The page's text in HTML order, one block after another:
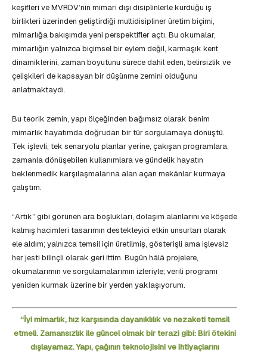
keşifleri ve MVRDV’nin mimari dışı disiplinlerle kurduğu iş
birlikleri üzerinden geliştirdiği multidisipliner üretim biçimi,
mimarlığa bakışımda yeni perspektifler açtı. Bu okumalar,
mimarlığın yalnızca biçimsel bir eylem değil, karmaşık kent
dinamiklerini, zaman boyutunu sürece dahil eden, belirsizlik ve
çelişkileri de kapsayan bir düşünme zemini olduğunu
anlatmaktaydı.
Bu teorik zemin, yapı ölçeğinden bağımsız olarak benim
mimarlık hayatımda doğrudan bir tür sorgulamaya dönüştü.
Tek işlevli, tek senaryolu planlar yerine, çakışan programlara,
zamanla dönüşebilen kullanımlara ve gündelik hayatın
beklenmedik karşılaşmalarına alan açan mekânlar kurmaya
çalıştım.
“Artık” gibi görünen ara boşlukları, dolaşım alanlarını ve köşede
kalmış hacimleri tasarımın destekleyici etkin unsurları olarak
ele aldım; yalnızca temsil için üretilmiş, gösterişli ama işlevsiz
her jesti bilinçli olarak geri ittim. Bugün hâlâ projelere,
okumalarımın ve sorgulamalarımın izleriyle; verili programı
yeniden kurmak üzerine bir yerden yaklaşıyorum.
‘‘İyi mimarlık, hız karşısında dayanıklılık ve nezaketi temsil
etmeli. Zamansızlık ile güncel olmak bir terazi gibi: Biri ötekini
dışlayamaz. Yapı, çağının teknolojisini ve ihtiyaçlarını